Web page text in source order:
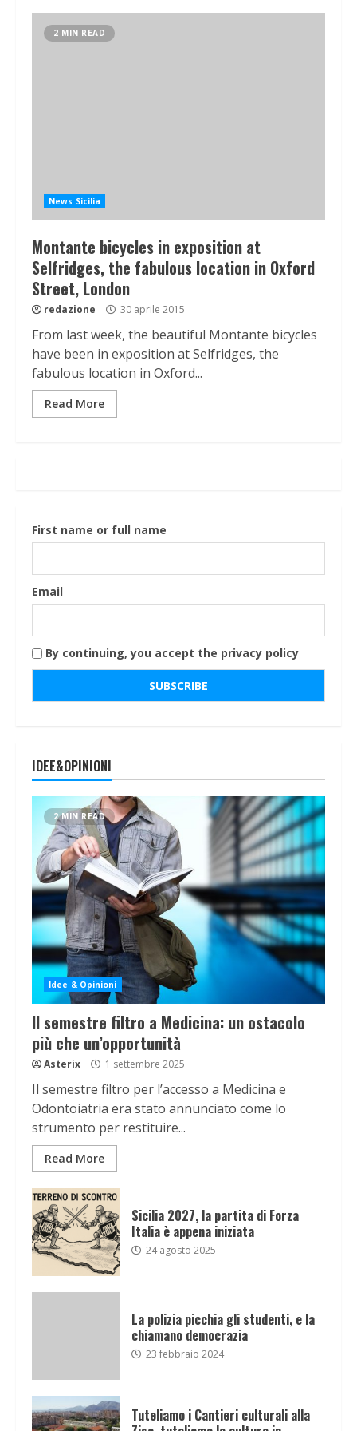
2 MIN READ
News Sicilia
Montante bicycles in exposition at
Selfridges, the fabulous location in Oxford
Street, London
redazione 30 aprile 2015
From last week, the beautiful Montante bicycles
have been in exposition at Selfridges, the
fabulous location in Oxford...
Read More
First name or full name
Email
By continuing, you accept the privacy policy
IDEE&OPINIONI
2 MIN READ
Idee & Opinioni
Il semestre filtro a Medicina: un ostacolo
più che un’opportunità
Asterix 1 settembre 2025
Il semestre filtro per l’accesso a Medicina e
Odontoiatria era stato annunciato come lo
strumento per restituire...
Read More
Sicilia 2027, la partita di Forza
Italia è appena iniziata
24 agosto 2025
La polizia picchia gli studenti, e la
chiamano democrazia
23 febbraio 2024
Tuteliamo i Cantieri culturali alla